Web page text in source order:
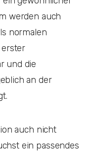
werden auch
normalen
erster
und die
an der
auch nicht
ein passendes